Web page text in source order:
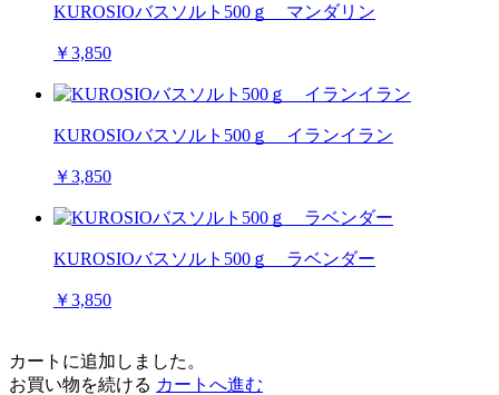
KUROSIOバスソルト500ｇ マンダリン
￥3,850
KUROSIOバスソルト500ｇ イランイラン
￥3,850
KUROSIOバスソルト500ｇ ラベンダー
￥3,850
カートに追加しました。
お買い物を続ける カートへ進む